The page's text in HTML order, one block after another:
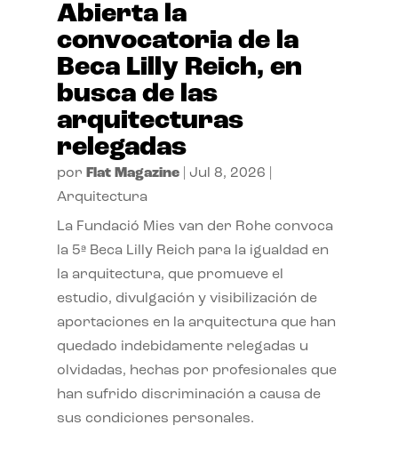
Abierta la
convocatoria de la
Beca Lilly Reich, en
busca de las
arquitecturas
relegadas
por Flat Magazine| Jul 8, 2026
Arquitectura
La Fundació Mies van der Rohe convoca
la 5ª Beca Lilly Reich para la igualdad en
la arquitectura, que promueve el
estudio, divulgación y visibilización de
aportaciones en la arquitectura que han
quedado indebidamente relegadas u
olvidadas, hechas por profesionales que
han sufrido discriminación a causa de
sus condiciones personales.